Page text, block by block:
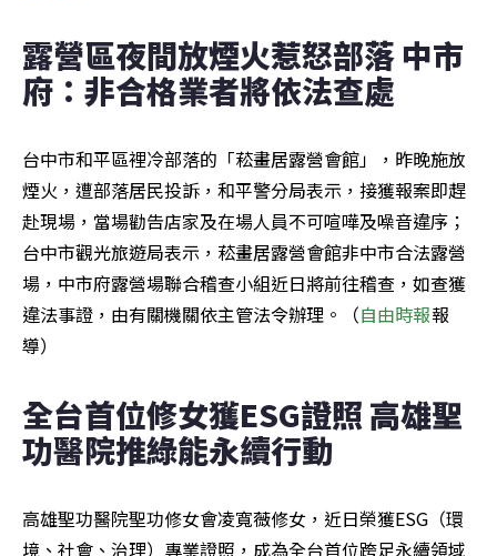
露營區夜間放煙火惹怒部落 中市
府：非合格業者將依法查處
台中市和平區裡冷部落的「菘畫居露營會館」，昨晚施放
煙火，遭部落居民投訴，和平警分局表示，接獲報案即趕
赴現場，當場勸告店家及在場人員不可喧嘩及噪音違序；
台中市觀光旅遊局表示，菘畫居露營會館非中市合法露營
場，中市府露營場聯合稽查小組近日將前往稽查，如查獲
違法事證，由有關機關依主管法令辦理。（自由時報報
導）
全台首位修女獲ESG證照 高雄聖
功醫院推綠能永續行動
高雄聖功醫院聖功修女會凌寬薇修女，近日榮獲ESG（環
境、社會、治理）專業證照，成為全台首位跨足永續領域